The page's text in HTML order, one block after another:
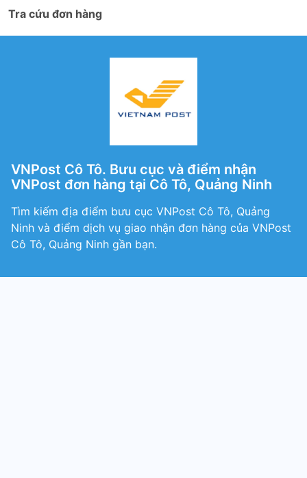
Tra cứu đơn hàng
VNPost Cô Tô. Bưu cục và điểm nhận
VNPost đơn hàng tại Cô Tô, Quảng Ninh
Tìm kiếm địa điểm bưu cục VNPost Cô Tô, Quảng
Ninh và điểm dịch vụ giao nhận đơn hàng của VNPost
Cô Tô, Quảng Ninh gần bạn.